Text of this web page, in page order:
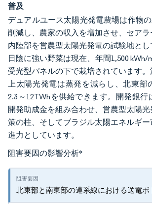
普及
デュアルユース太陽光発電農場は作物
削減し、農家の収入を増加させ、セア
内陸部を営農型太陽光発電の試験地とし
日陰に強い野菜は現在、年間1,500 kWh/
受光型パネルの下で栽培されています
上太陽光発電は蒸発を減らし、北東部
2.3～12TWhを供給できます。開発銀
開発助成金を組み合わせ、営農型太陽
策の柱、そしてブラジル太陽エネルギ
進力としています。
阻害要因の影響分析*
北東部と南東部の連系線における送電ボ